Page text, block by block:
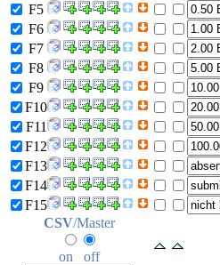
F5
F6
F7
F8
F9
F10
F11
F12
F13
F14
F15
CSV/Master
on off